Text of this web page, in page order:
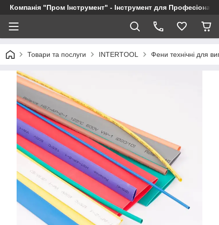
Компанія "Пром Інструмент" - Інструмент для
Товари та послуги INTERTOOL Фени технічні для